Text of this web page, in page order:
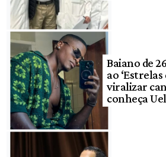
Baiano de
ao ‘Estrelas
viralizar
conheça Uel